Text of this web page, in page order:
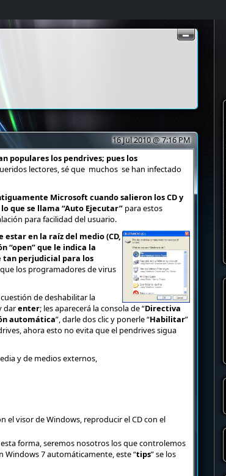
16 Jul 2010 @ 7:16 PM
populares los pendrives; pues los
lectores, sé que muchos se han infectado
Microsoft cuando salieron los CD y
que se llama “Auto Ejecutar”para estos
para facilidad del usuario.
estar en la raíz del medio (CD,
“open” que le indica la
tan perjudicial para los
los programadores de virus
de deshabilitar la
darenter; les aparecerá la consola de “Directiva
automática”, darle dos clic y ponerle “Habilitar”
ahora esto no evita que el pendrives sigua
y de medios externos,
visor de Windows, reproducir el CD con el
esta forma, seremos nosotros los que controlemos
Windows 7 automáticamente, este “tips” se los